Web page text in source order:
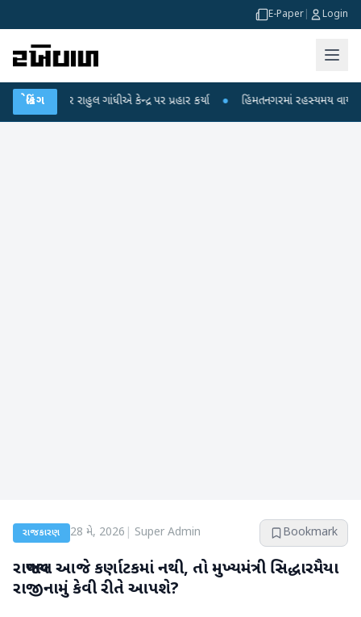
E-Paper Login
બ્રેકિંગ
રાહુલ ગાંધીએ કેન્દ્ર પર પ્રહાર કર્યા ● હિંમતનગરમાં રહસ્યમય વાયરસ કે
રાજકારણ 28 મે, 2026 Super Admin Bookmark
રાજ્યપાલ આજે કર્ણાટકમાં નથી, તો મુખ્યમંત્રી સિદ્ધારમૈયા
રાજીનામું કેવી રીતે આપશે?